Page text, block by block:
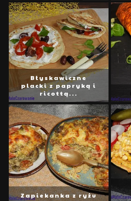
Błyskawiczne
placki z papryką i
ricottą...
Zapiekanka z ryżu